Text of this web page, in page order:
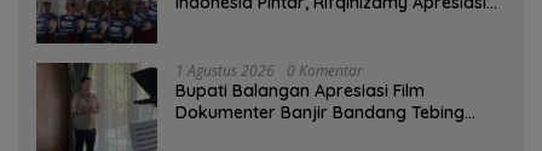
1 Agustus 2026 0 Komentar
Bupati Balangan Apresiasi Film
Dokumenter Banjir Bandang Tebing